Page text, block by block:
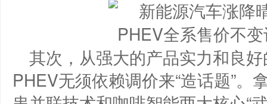
其次，从强大的产品实力和良
PHEV无须依赖调价来“造话题”。